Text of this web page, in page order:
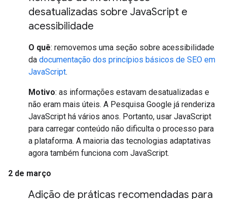
desatualizadas sobre JavaScript e
acessibilidade
O quê: removemos uma seção sobre acessibilidade
da documentação dos princípios básicos de SEO em
JavaScript.
Motivo: as informações estavam desatualizadas e
não eram mais úteis. A Pesquisa Google já renderiza
JavaScript há vários anos. Portanto, usar JavaScript
para carregar conteúdo não dificulta o processo para
a plataforma. A maioria das tecnologias adaptativas
agora também funciona com JavaScript.
2 de março
Adição de práticas recomendadas para